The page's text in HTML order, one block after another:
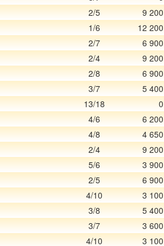
2/5 9 200
1/6 12 200
2/7 6 900
2/4 9 200
2/8 6 900
3/7 5 400
13/18 0
4/6 6 200
4/8 4 650
2/4 9 200
5/6 3 900
2/5 6 900
4/10 3 100
3/8 5 400
3/7 3 600
4/10 3 100